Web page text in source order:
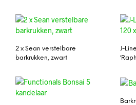
2 x Sean verstelbare
barkrukken, zwart
J-